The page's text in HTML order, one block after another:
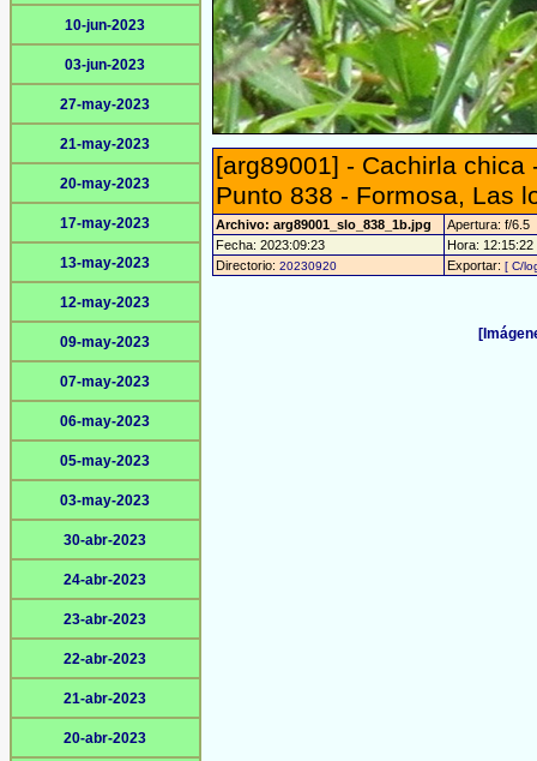
10-jun-2023
03-jun-2023
27-may-2023
21-may-2023
20-may-2023
17-may-2023
13-may-2023
12-may-2023
09-may-2023
07-may-2023
06-may-2023
05-may-2023
03-may-2023
30-abr-2023
24-abr-2023
23-abr-2023
22-abr-2023
21-abr-2023
20-abr-2023
[arg89001] - Cachirla
Punto 838 - Formosa, Las
Archivo: arg89001_slo_838_1b.jpg
Apertura: f/6.5
Fecha: 2023:09:23
Hora:
Directorio: 20230920 Exportar: [ C/